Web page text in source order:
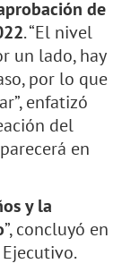
de
. “El nivel
un lado, hay
por lo que
enfatizó
del
en
y la
”, concluyó en